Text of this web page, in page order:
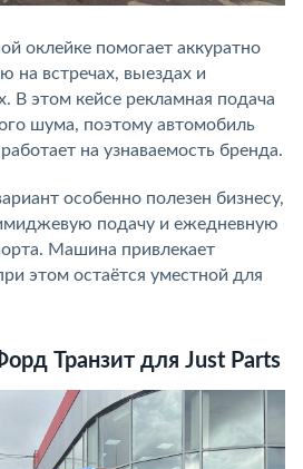
оклейке помогает аккуратно
на встречах, выездах и
В этом кейсе рекламная подача
шума, поэтому автомобиль
на узнаваемость бренда.
особенно полезен бизнесу,
подачу и ежедневную
Машина привлекает
этом остаётся уместной для
Транзит для Just Parts